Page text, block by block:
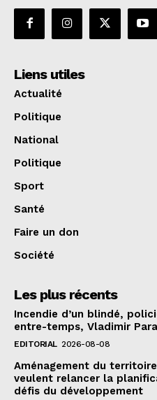
Liens utiles
Actualité
Politique
National
Politique
Sport
Santé
Faire un don
Société
Les plus récents
Incendie d’un blindé,
entre-temps, Vladimir
EDITORIAL 2026-08-08
Aménagement du
veulent relancer la
défis du développement